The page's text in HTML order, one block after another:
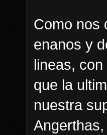
Como nos
enanos y
lineas,
que la
nuestra